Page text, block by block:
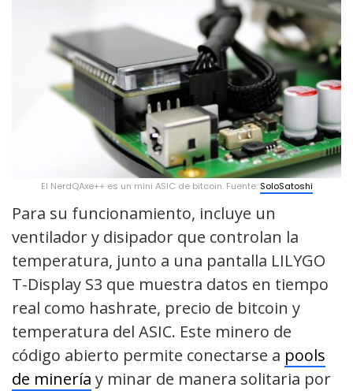
El NerdQAxe++ es un mini ASIC de bitcoin. Fuente: SoloSatoshi
Para su funcionamiento, incluye un
ventilador y disipador que controlan la
temperatura, junto a una pantalla LILYGO
T-Display S3 que muestra datos en tiempo
real como hashrate, precio de bitcoin y
temperatura del ASIC. Este minero de
código abierto permite conectarse a pools
de minería y minar de manera solitaria por